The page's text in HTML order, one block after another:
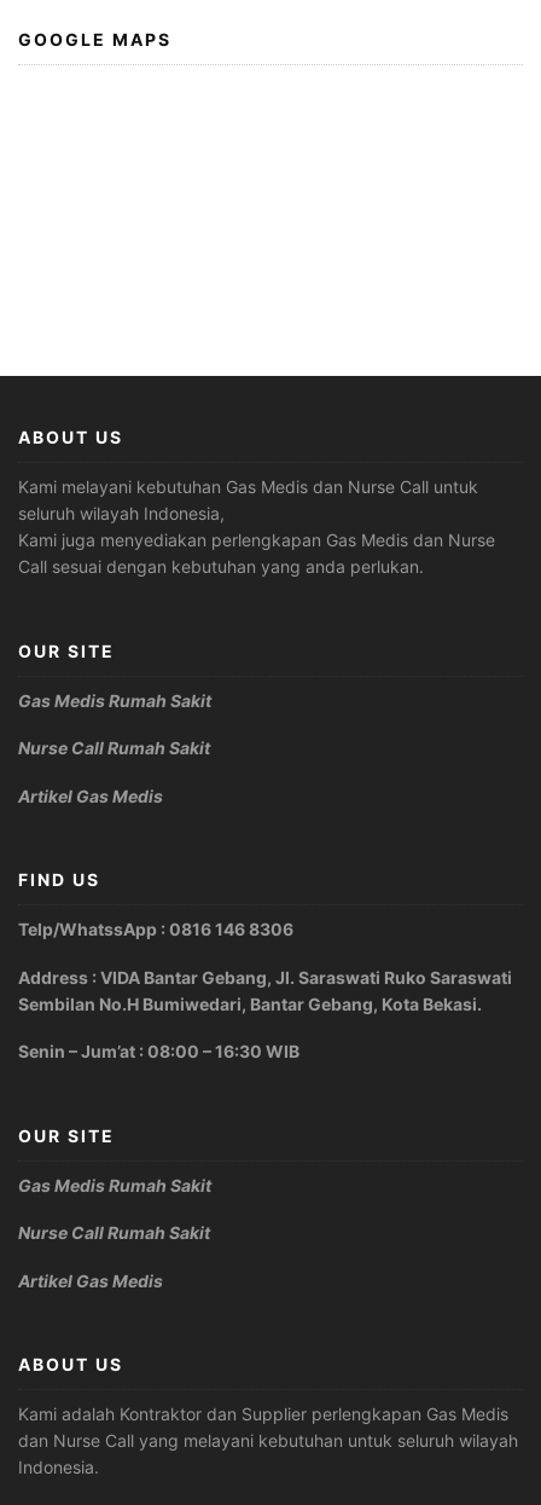
GOOGLE MAPS
ABOUT US
Kami melayani kebutuhan Gas Medis dan Nurse Call untuk
seluruh wilayah Indonesia,
Kami juga menyediakan perlengkapan Gas Medis dan Nurse
Call sesuai dengan kebutuhan yang anda perlukan.
OUR SITE
Gas Medis Rumah Sakit
Nurse Call Rumah Sakit
Artikel Gas Medis
FIND US
Telp/WhatssApp : 0816 146 8306
Address : VIDA Bantar Gebang, Jl. Saraswati Ruko Saraswati
Sembilan No.H Bumiwedari, Bantar Gebang, Kota Bekasi.
Senin – Jum’at : 08:00 – 16:30 WIB
OUR SITE
Gas Medis Rumah Sakit
Nurse Call Rumah Sakit
Artikel Gas Medis
ABOUT US
Kami adalah Kontraktor dan Supplier perlengkapan Gas Medis
dan Nurse Call yang melayani kebutuhan untuk seluruh wilayah
Indonesia.